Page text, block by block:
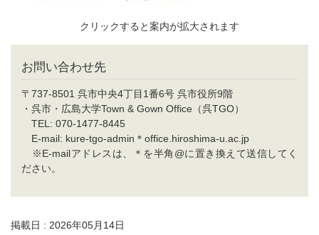
クリックすると案内が拡大されます
お問い合わせ先
〒737-8501 呉市中央4丁目1番6号 呉市役所9階
・呉市・広島大学Town & Gown Office（呉TGO）
TEL: 070-1477-8445
E-mail: kure-tgo-admin＊office.hiroshima-u.ac.jp
※E-mailアドレスは、＊を半角@に置き換えて送信してく
ださい。
掲載日 : 2026年05月14日